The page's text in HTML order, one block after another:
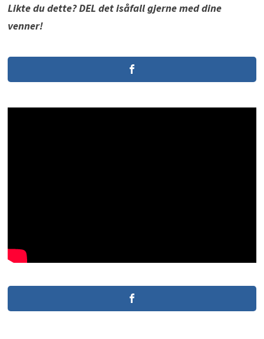
Likte du dette? DEL det isåfall gjerne med dine
venner!